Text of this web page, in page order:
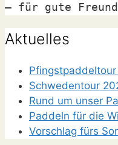
– für gute
Aktuelles
Schwedentour
Rund um unser
Paddeln für die
Vorschlag fürs